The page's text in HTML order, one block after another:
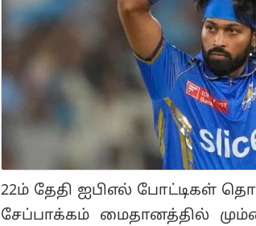
22ம் தேதி ஐபிஎல் போட்டிகள்
சேப்பாக்கம் மைதானத்தில்